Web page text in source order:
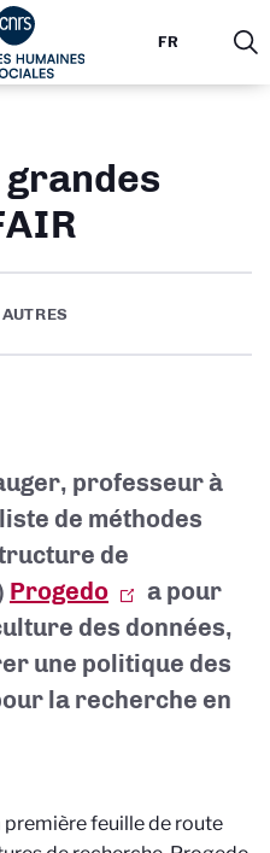
FR
grandes
professeur à
de méthodes
de
Progedo
a pour
des données,
une politique des
la recherche en
feuille de route